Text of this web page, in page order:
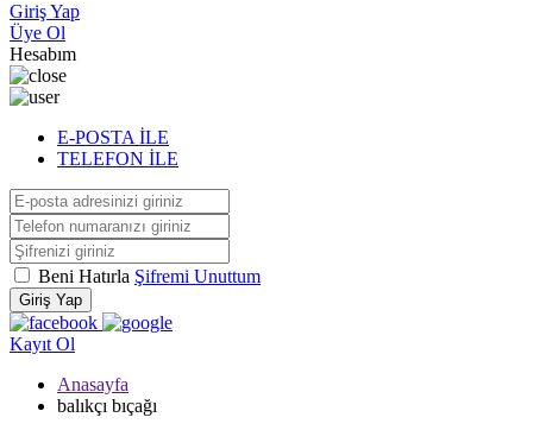
Giriş Yap
Üye Ol
Hesabım
E-POSTA İLE
TELEFON İLE
Beni Hatırla Şifremi Unuttum
Giriş Yap
Kayıt Ol
Anasayfa
balıkçı bıçağı